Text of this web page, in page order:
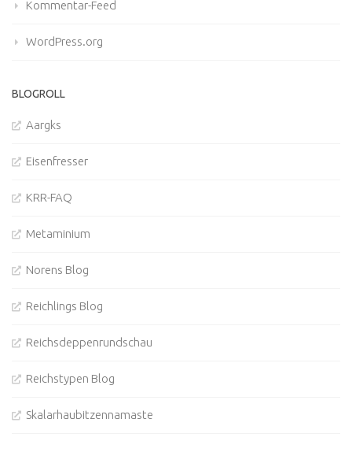
Kommentar-Feed
WordPress.org
BLOGROLL
Aargks
Eisenfresser
KRR-FAQ
Metaminium
Norens Blog
Reichlings Blog
Reichsdeppenrundschau
Reichstypen Blog
Skalarhaubitzennamaste